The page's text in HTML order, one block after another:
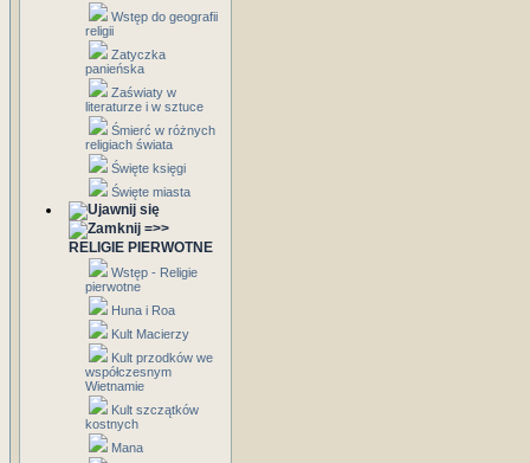
Wstęp do geografii
religii
Zatyczka
panieńska
Zaświaty w
literaturze i w sztuce
Śmierć w różnych
religiach świata
Święte księgi
Święte miasta
=>>
RELIGIE PIERWOTNE
Wstęp - Religie
pierwotne
Huna i Roa
Kult Macierzy
Kult przodków we
współczesnym
Wietnamie
Kult szczątków
kostnych
Mana